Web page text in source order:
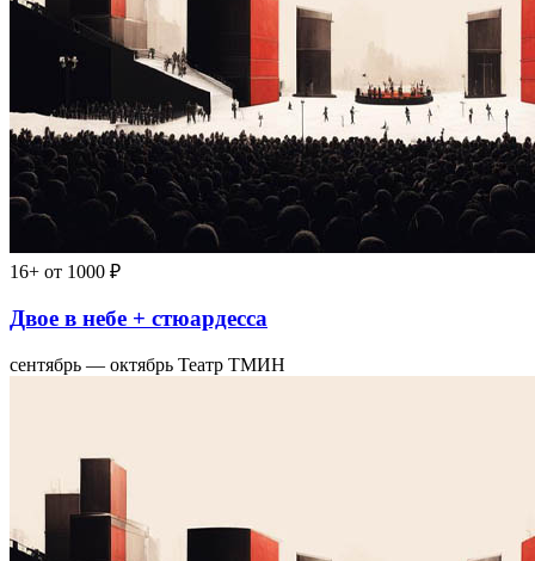
16+ от 1000 ₽
Двое в небе + стюардесса
сентябрь — октябрь Театр ТМИН